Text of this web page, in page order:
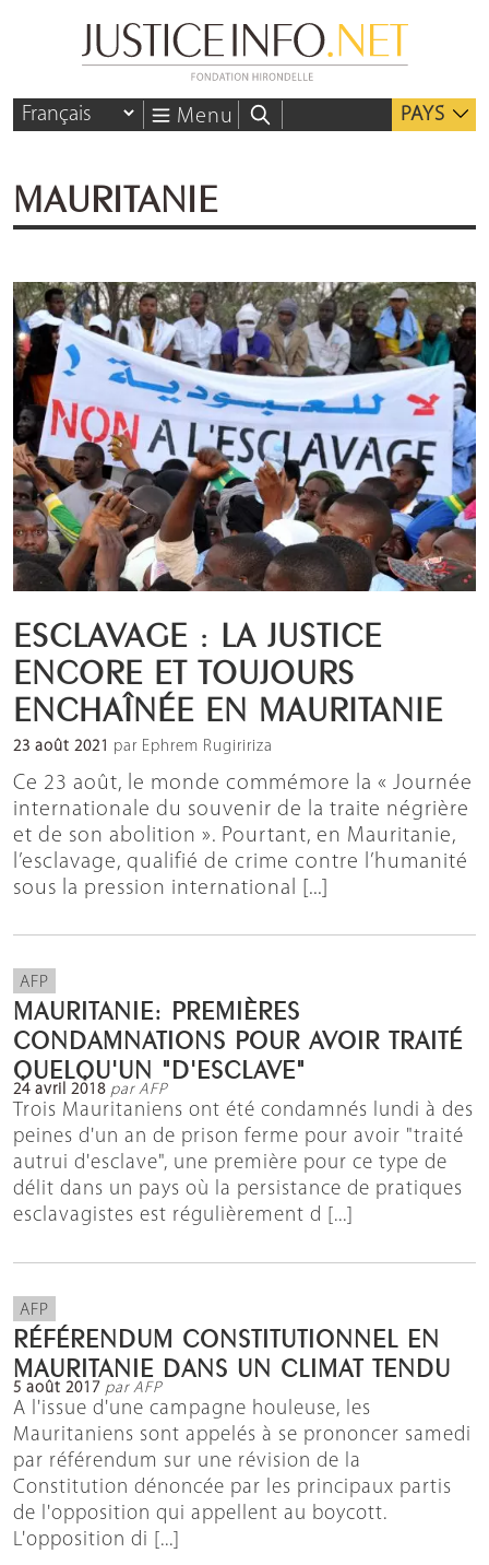
Menu PAYS
MAURITANIE
ESCLAVAGE : LA JUSTICE
ENCORE ET TOUJOURS
ENCHAÎNÉE EN MAURITANIE
23 août 2021 par Ephrem Rugiririza
Ce 23 août, le monde commémore la « Journée
internationale du souvenir de la traite négrière
et de son abolition ». Pourtant, en Mauritanie,
l’esclavage, qualifié de crime contre l’humanité
sous la pression international [...]
AFP
MAURITANIE: PREMIÈRES
CONDAMNATIONS POUR AVOIR TRAITÉ
QUELQU'UN "D'ESCLAVE"
24 avril 2018 par AFP
Trois Mauritaniens ont été condamnés lundi à des
peines d'un an de prison ferme pour avoir "traité
autrui d'esclave", une première pour ce type de
délit dans un pays où la persistance de pratiques
esclavagistes est régulièrement d [...]
AFP
RÉFÉRENDUM CONSTITUTIONNEL EN
MAURITANIE DANS UN CLIMAT TENDU
5 août 2017 par AFP
A l'issue d'une campagne houleuse, les
Mauritaniens sont appelés à se prononcer samedi
par référendum sur une révision de la
Constitution dénoncée par les principaux partis
de l'opposition qui appellent au boycott.
L'opposition di [...]